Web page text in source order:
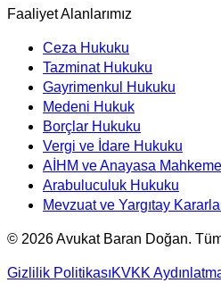
Faaliyet Alanlarımız
Ceza Hukuku
Tazminat Hukuku
Gayrimenkul Hukuku
Medeni Hukuk
Borçlar Hukuku
Vergi ve İdare Hukuku
AİHM ve Anayasa
Arabuluculuk Hukuku
Mevzuat ve Yargıtay
© 2026Avukat Baran Doğan. Tüm
Gizlilik PolitikasıKVKK